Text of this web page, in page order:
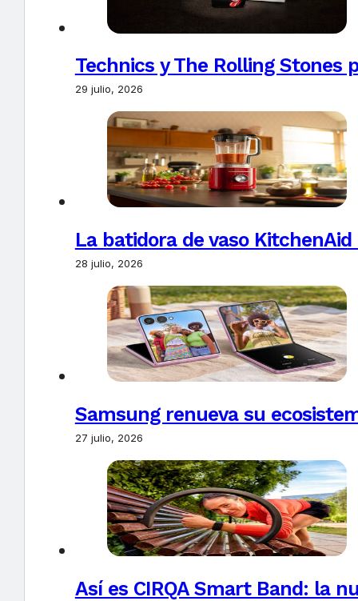
Technics y The Rolling Stones
29 julio, 2026
La batidora de vaso
28 julio, 2026
Samsung renueva su
27 julio, 2026
Así es CIRQA Smart Band: la